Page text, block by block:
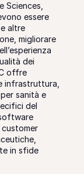
Sciences,
essere
altre
migliorare
dei
offre
infrastruttura,
sanità e
del
in sfide